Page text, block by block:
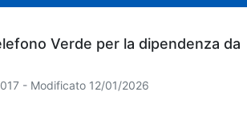
Verde per la dipendenza da
- Modificato 12/01/2026